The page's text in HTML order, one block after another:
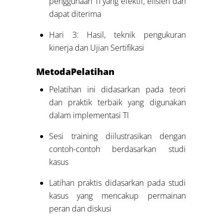
dapat diterima
Hari 3: Hasil, teknik pengukuran
kinerja dan Ujian Sertifikasi
MetodaPelatihan
Pelatihan ini didasarkan pada teori
dan praktik terbaik yang digunakan
dalam implementasi TI
Sesi training diilustrasikan dengan
contoh-contoh berdasarkan studi
kasus
Latihan praktis didasarkan pada studi
kasus yang mencakup permainan
peran dan diskusi